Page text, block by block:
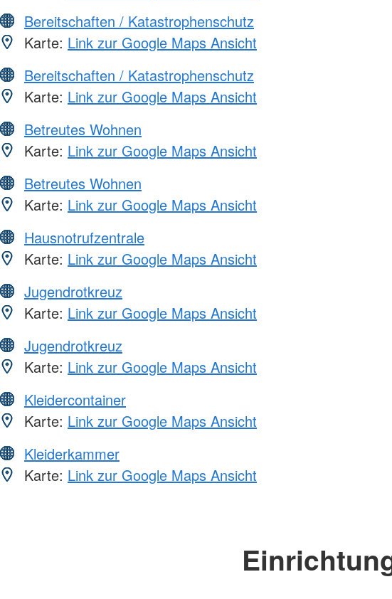
Bereitschaften / Katastrophenschutz
Karte: Link zur Google Maps Ansicht
Bereitschaften / Katastrophenschutz
Karte: Link zur Google Maps Ansicht
Betreutes Wohnen
Karte: Link zur Google Maps Ansicht
Betreutes Wohnen
Karte: Link zur Google Maps Ansicht
Hausnotrufzentrale
Karte: Link zur Google Maps Ansicht
Jugendrotkreuz
Karte: Link zur Google Maps Ansicht
Jugendrotkreuz
Karte: Link zur Google Maps Ansicht
Kleidercontainer
Karte: Link zur Google Maps Ansicht
Kleiderkammer
Karte: Link zur Google Maps Ansicht